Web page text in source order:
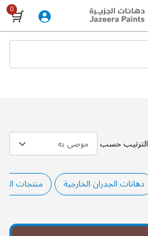
الترتيب حسب
دهانات الجدران الخارجية منتجات